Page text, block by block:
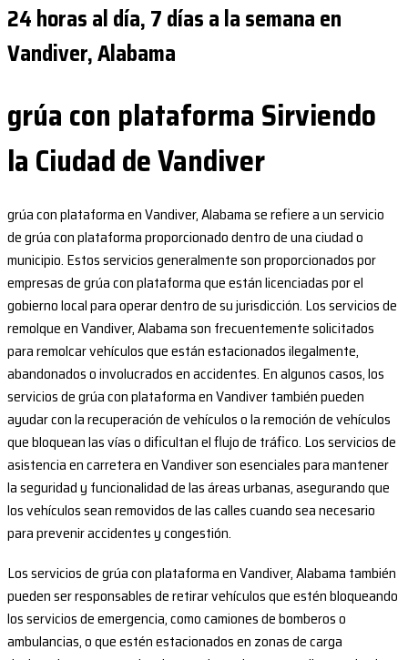
24 horas al día, 7 días a la semana en
Vandiver, Alabama
grúa con plataforma Sirviendo
la Ciudad de Vandiver
grúa con plataforma en Vandiver, Alabama se refiere a un servicio
de grúa con plataforma proporcionado dentro de una ciudad o
municipio. Estos servicios generalmente son proporcionados por
empresas de grúa con plataforma que están licenciadas por el
gobierno local para operar dentro de su jurisdicción. Los servicios de
remolque en Vandiver, Alabama son frecuentemente solicitados
para remolcar vehículos que están estacionados ilegalmente,
abandonados o involucrados en accidentes. En algunos casos, los
servicios de grúa con plataforma en Vandiver también pueden
ayudar con la recuperación de vehículos o la remoción de vehículos
que bloquean las vías o dificultan el flujo de tráfico. Los servicios de
asistencia en carretera en Vandiver son esenciales para mantener
la seguridad y funcionalidad de las áreas urbanas, asegurando que
los vehículos sean removidos de las calles cuando sea necesario
para prevenir accidentes y congestión.
Los servicios de grúa con plataforma en Vandiver, Alabama también
pueden ser responsables de retirar vehículos que estén bloqueando
los servicios de emergencia, como camiones de bomberos o
ambulancias, o que estén estacionados en zonas de carga